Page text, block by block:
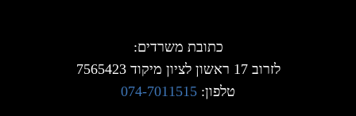
כתובת משרדים:
לזרוב 17 ראשון לציון מיקוד 7565423
טלפון: 074-7011515